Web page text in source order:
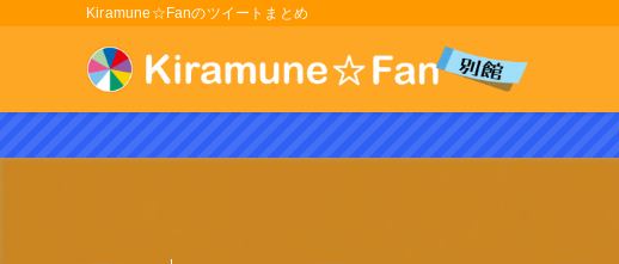
Kiramune☆Fanのツイートまとめ